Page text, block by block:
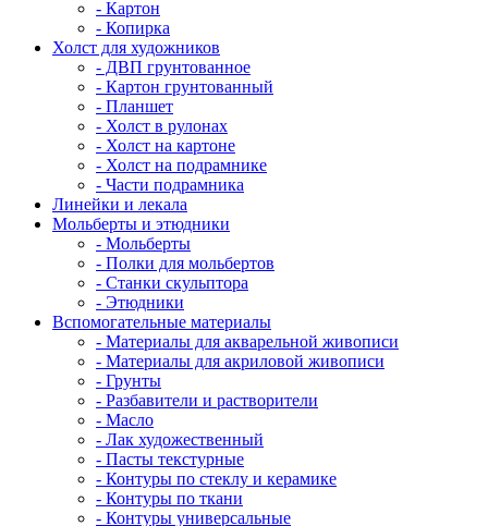
- Картон
- Копирка
Холст для художников
- ДВП грунтованное
- Картон грунтованный
- Планшет
- Холст в рулонах
- Холст на картоне
- Холст на подрамнике
- Части подрамника
Линейки и лекала
Мольберты и этюдники
- Мольберты
- Полки для мольбертов
- Станки скульптора
- Этюдники
Вспомогательные материалы
- Материалы для акварельной живописи
- Материалы для акриловой живописи
- Грунты
- Разбавители и растворители
- Масло
- Лак художественный
- Пасты текстурные
- Контуры по стеклу и керамике
- Контуры по ткани
- Контуры универсальные